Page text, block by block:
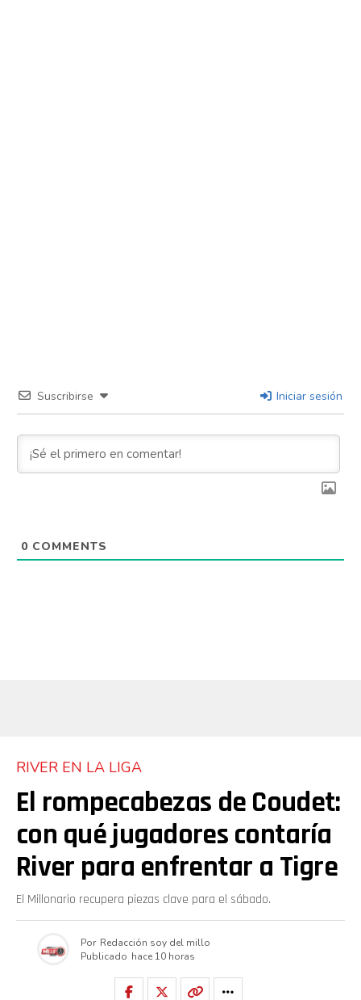
Suscribirse Iniciar sesión
0 COMMENTS
RIVER EN LA LIGA
El rompecabezas de Coudet:
con qué jugadores contaría
River para enfrentar a Tigre
El Millonario recupera piezas clave para el sábado.
Por Redacción soy del millo
Publicado hace 10 horas